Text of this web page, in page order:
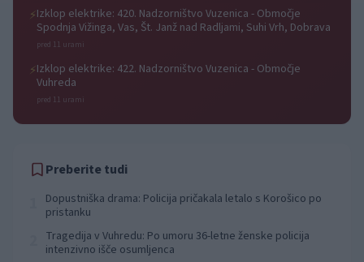
⚡Izklop elektrike: 420. Nadzorništvo Vuzenica - Območje
Spodnja Vižinga, Vas, Št. Janž nad Radljami, Suhi Vrh, Dobrava
pred 11 urami
⚡Izklop elektrike: 422. Nadzorništvo Vuzenica - Območje
Vuhreda
pred 11 urami
Preberite tudi
Dopustniška drama: Policija pričakala letalo s Korošico po
pristanku
Tragedija v Vuhredu: Po umoru 36-letne ženske policija
intenzivno išče osumljenca